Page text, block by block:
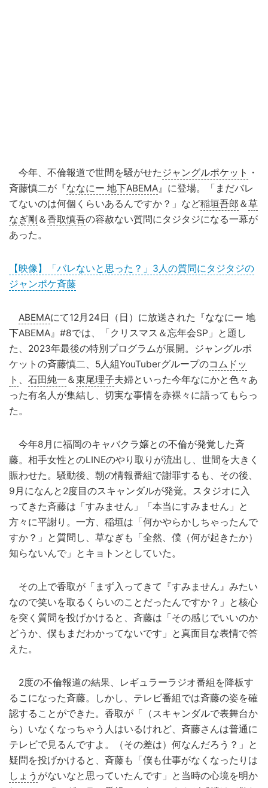
今年、不倫報道で世間を騒がせた ジャングルポケット ・
斉藤慎二が『ななにー 地下ABEMA』に登場。「まだバレ
てないのは何個くらいあるんですか？」など稲垣吾郎 ＆草
なぎ剛 ＆香取慎吾の容赦ない質問にタジタジになる一幕が
あった。
【映像】「バレないと思った？」3人の質問にタジタジの
ジャンポケ斉藤
ABEMAにて12月24日（日）に放送された『ななにー 地
下ABEMA』#8では、「クリスマス＆忘年会SP」と題し
た、2023年最後の特別プログラムが展開。ジャングルポ
ケットの斉藤慎二、5人組YouTuberグループのコムドッ
ト 、 石田純一 ＆東尾理子夫婦といった今年なにかと色々あ
った有名人が集結し、切実な事情を赤裸々に語ってもらっ
た。
今年8月に福岡のキャバクラ嬢との不倫が発覚した斉
藤。相手女性とのLINEのやり取りが流出し、世間を大きく
賑わせた。騒動後、朝の情報番組で謝罪するも、その後、
9月になんと2度目のスキャンダルが発覚。スタジオに入
ってきた斉藤は「すみません」「本当にすみません」と
方々に平謝り。一方、稲垣は「何かやらかしちゃったんで
すか？」と質問し、草なぎも「全然、僕（何が起きたか）
知らないんで」とキョトンとしていた。
その上で香取が「まず入ってきて『すみません』みたい
なので笑いを取るくらいのことだったんですか？」と核心
を突く質問を投げかけると、斉藤は「その感じでいいのか
どうか、僕もまだわかってないです」と真面目な表情で答
えた。
2度の不倫報道の結果、レギュラーラジオ番組を降板す
るこになった斉藤。しかし、テレビ番組では斉藤の姿を確
認することができた。香取が「（スキャンダルで表舞台か
ら）いなくなっちゃう人はいるけれど、斉藤さんは普通に
テレビで見るんですよ。（その差は）何なんだろう？」と
疑問を投げかけると、斉藤も「僕も仕事がなくなったりは
しょう がないなと思っていたんです」と当時の心境を明か